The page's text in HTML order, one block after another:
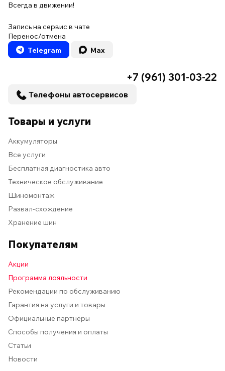
Всегда в движении!
Запись на сервис в чате
Перенос/отмена
Telegram
Max
+7 (961) 301-03-22
Телефоны автосервисов
Товары и услуги
Аккумуляторы
Все услуги
Бесплатная диагностика авто
Техническое обслуживание
Шиномонтаж
Развал-схождение
Хранение шин
Покупателям
Акции
Программа лояльности
Рекомендации по обслуживанию
Гарантия на услуги и товары
Официальные партнёры
Способы получения и оплаты
Статьи
Новости